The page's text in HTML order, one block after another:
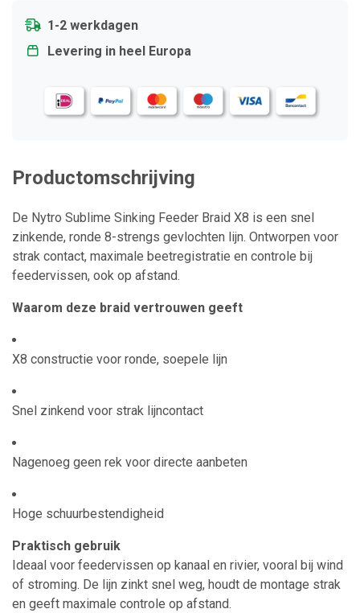
1-2 werkdagen
Levering in heel Europa
Productomschrijving
De Nytro Sublime Sinking Feeder Braid X8 is een snel
zinkende, ronde 8-strengs gevlochten lijn. Ontworpen voor
strak contact, maximale beetregistratie en controle bij
feeder­vissen, ook op afstand.
Waarom deze braid vertrouwen geeft
X8 constructie voor ronde, soepele lijn
Snel zinkend voor strak lijncontact
Nagenoeg geen rek voor directe aanbeten
Hoge schuurbestendigheid
Praktisch gebruik
Ideaal voor feeder­vissen op kanaal en rivier, vooral bij wind
of stroming. De lijn zinkt snel weg, houdt de montage strak
en geeft maximale controle op afstand.